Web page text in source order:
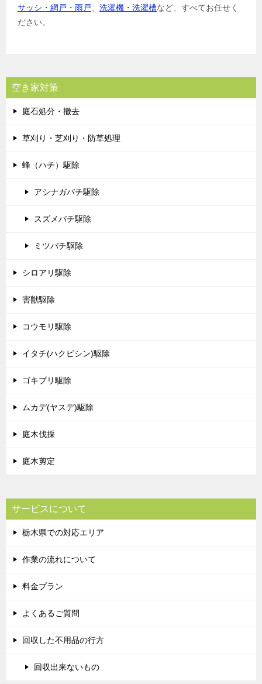
サッシ・網戸・雨戸 洗濯機・洗濯槽など、すべてお任せく
ださい。
空き家対策
庭石処分・撤去
草刈り・芝刈り・防草処理
蜂（ハチ）駆除
アシナガバチ駆除
スズメバチ駆除
ミツバチ駆除
シロアリ駆除
害獣駆除
コウモリ駆除
イタチ(ハクビシン)駆除
ゴキブリ駆除
ムカデ(ヤスデ)駆除
庭木伐採
庭木剪定
サービスについて
栃木県での対応エリア
作業の流れについて
料金プラン
よくあるご質問
回収した不用品の行方
回収出来ないもの